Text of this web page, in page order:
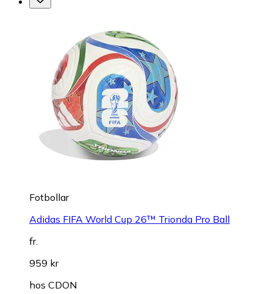
Fotbollar
Adidas FIFA World Cup 26™ Trionda Pro Ball
fr.
959 kr
hos CDON